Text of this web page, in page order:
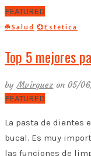
FEATURED
☘️Salud 💞Estética
Top 5 mejores
byMvirguez on 05/
FEATURED
La pasta de dientes
bucal. Es muy
las funciones de